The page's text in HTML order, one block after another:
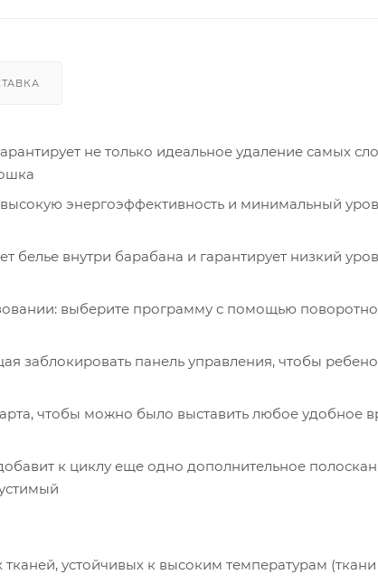
не только идеальное удаление самых
энергоэффективность и минимальный
белье внутри барабана и гарантирует низкий
выберите программу с помощью
заблокировать панель управления, чтобы
чтобы можно было выставить любое удобное
к циклу еще одно дополнительное
устойчивых к высоким температурам (ткани